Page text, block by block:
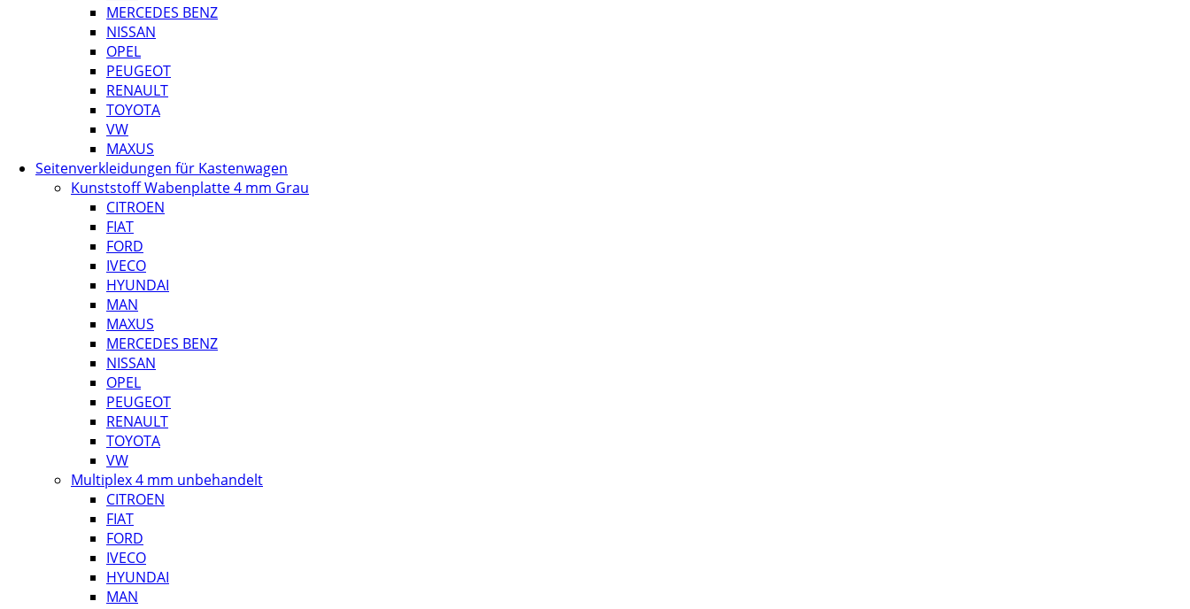
MERCEDES BENZ
NISSAN
OPEL
PEUGEOT
RENAULT
TOYOTA
VW
MAXUS
Seitenverkleidungen für Kastenwagen
Kunststoff Wabenplatte 4 mm Grau
CITROEN
FIAT
FORD
IVECO
HYUNDAI
MAN
MAXUS
MERCEDES BENZ
NISSAN
OPEL
PEUGEOT
RENAULT
TOYOTA
VW
Multiplex 4 mm unbehandelt
CITROEN
FIAT
FORD
IVECO
HYUNDAI
MAN